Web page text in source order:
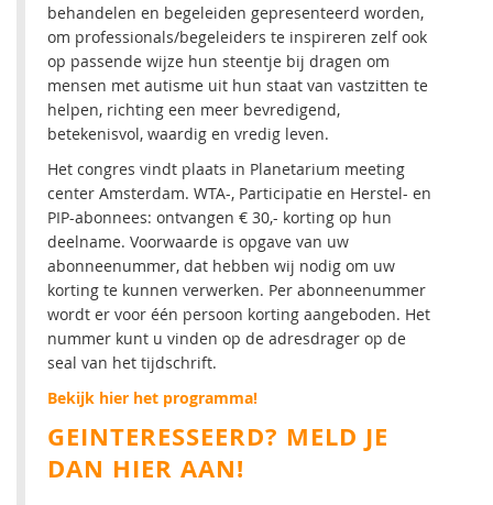
behandelen en begeleiden gepresenteerd worden,
om professionals/begeleiders te inspireren zelf ook
op passende wijze hun steentje bij dragen om
mensen met autisme uit hun staat van vastzitten te
helpen, richting een meer bevredigend,
betekenisvol, waardig en vredig leven.
Het congres vindt plaats in Planetarium meeting
center Amsterdam. WTA-, Participatie en Herstel- en
PIP-abonnees: ontvangen € 30,- korting op hun
deelname. Voorwaarde is opgave van uw
abonneenummer, dat hebben wij nodig om uw
korting te kunnen verwerken. Per abonneenummer
wordt er voor één persoon korting aangeboden. Het
nummer kunt u vinden op de adresdrager op de
seal van het tijdschrift.
Bekijk hier het programma!
GEINTERESSEERD? MELD JE
DAN HIER AAN!